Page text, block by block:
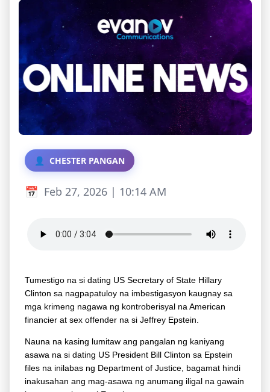
CHESTER PANGAN
Feb 27, 2026 | 10:14 AM
Tumestigo na si dating US Secretary of State Hillary
Clinton sa nagpapatuloy na imbestigasyon kaugnay sa
mga krimeng nagawa ng kontroberisyal na American
financier at sex offender na si Jeffrey Epstein.
Nauna na kasing lumitaw ang pangalan ng kaniyang
asawa na si dating US President Bill Clinton sa Epstein
files na inilabas ng Department of Justice, bagamat hindi
inakusahan ang mag-asawa ng anumang iligal na gawain